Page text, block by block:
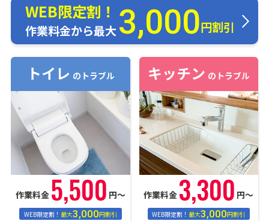
WEB限定割！
作業料金から最大3,000円割引
トイレ のトラブル
作業料金 5,500 円〜
WEB限定割！最大3,000円割引
キッチン のトラブル
作業料金 3,300 円〜
WEB限定割！最大3,000円割引